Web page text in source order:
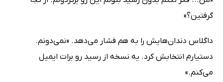
گرفتین؟»
داگلاس دندان‌هایش را به هم فشار می‌دهد. «نمی‌دونم.
دستیارم انتخابش کرد. یه نسخه از رسید رو برات ایمیل
می‌کنم.»